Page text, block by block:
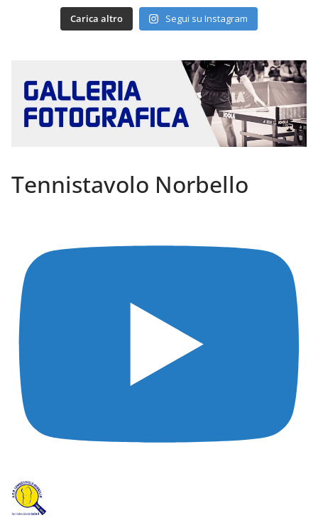
Carica altro Segui su Instagram
Tennistavolo Norbello